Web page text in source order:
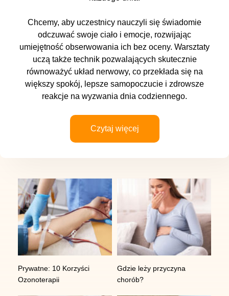
Chcemy, aby uczestnicy nauczyli się świadomie
odczuwać swoje ciało i emocje, rozwijając
umiejętność obserwowania ich bez oceny. Warsztaty
uczą także technik pozwalających skutecznie
równoważyć układ nerwowy, co przekłada się na
większy spokój, lepsze samopoczucie i zdrowsze
reakcje na wyzwania dnia codziennego.
Czytaj więcej
IMC Centrum Zdrowia
ul. Strzelińska 41
55-010 Żerniki Wrocławskie
e-mail: kontakt@centrumimc.pl,
Prywatne: 10 Korzyści
Ozonoterapii
Gdzie leży przyczyna
chorób?